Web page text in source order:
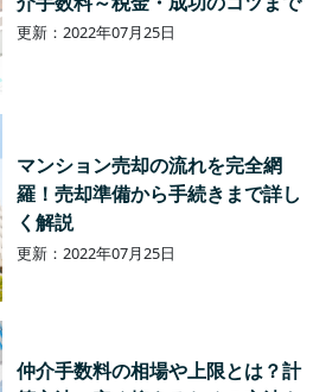
更新：2022年07月25日
マンション売却の流れを完全網
羅！売却準備から手続きまで詳し
く解説
更新：2022年07月25日
仲介手数料の相場や上限とは？計